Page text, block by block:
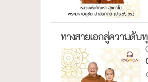
ทางสายเอกสู่ความดั